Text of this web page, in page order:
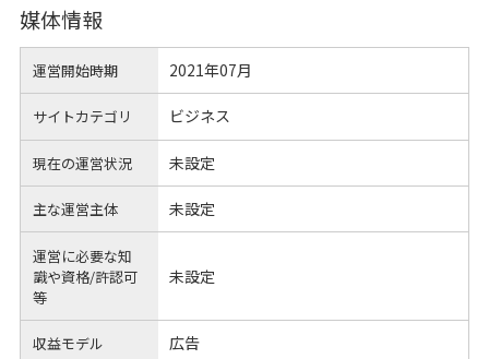
媒体情報
運営開始時期 2021年07月
サイトカテゴリ ビジネス
現在の運営状況 未設定
主な運営主体 未設定
運営に必要な知
識や資格/許認可
等
未設定
収益モデル 広告